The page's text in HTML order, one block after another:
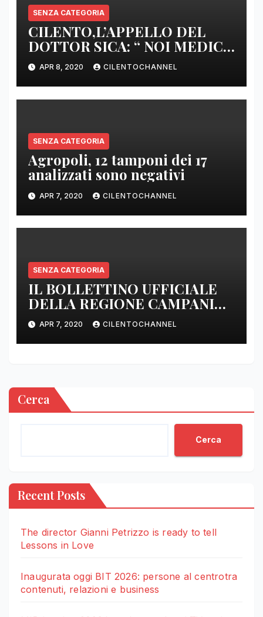
SENZA CATEGORIA
CILENTO,L’APPELLO DEL
DOTTOR SICA: “ NOI MEDICI
DI BASE SIAMO SENZA ARMI
E SENZA PRESIDI”
APR 8, 2020 CILENTOCHANNEL
SENZA CATEGORIA
Agropoli, 12 tamponi dei 17
analizzati sono negativi
APR 7, 2020 CILENTOCHANNEL
SENZA CATEGORIA
IL BOLLETTINO UFFICIALE
DELLA REGIONE CAMPANIA
DELLE ORE 22.00
APR 7, 2020 CILENTOCHANNEL
Cerca
Cerca
Recent Posts
The director Gianni Petrizzo is ready to tell
Lessons in Love
Inaugurata oggi BIT 2026: persone al centrotra
contenuti, relazioni e business